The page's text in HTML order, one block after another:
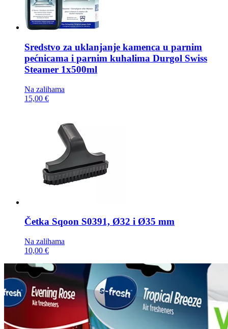
Sredstvo za uklanjanje kamenca u parnim
pećnicama i parnim kuhalima Durgol Swiss
Steamer 1x500ml
Na zalihama
15,00 €
Četka Sqoon S0391, Ø32 i Ø35 mm
Na zalihama
10,00 €